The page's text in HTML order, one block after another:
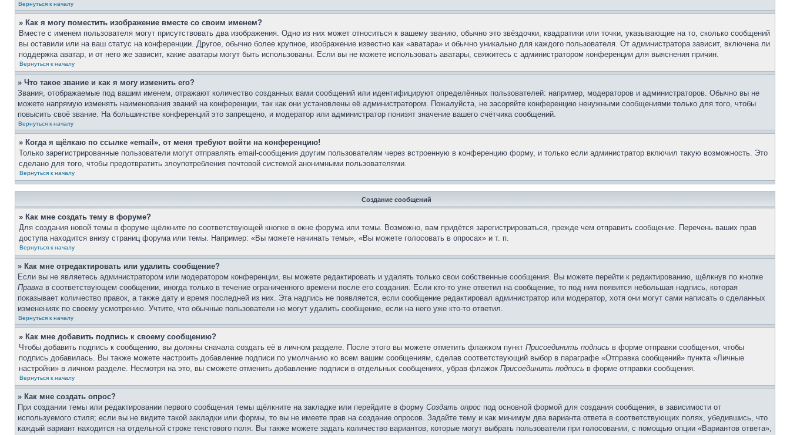
Вернуться к началу
» Как я могу поместить изображение вместе со своим именем?
Вместе с именем пользователя могут присутствовать два изображения. Одно из них может относиться к вашему званию, обычно это звёздочки, квадратики или точки, указывающие на то, сколько сообщений
вы оставили или на ваш статус на конференции. Другое, обычно более крупное, изображение известно как «аватара» и обычно уникально для каждого пользователя. От администратора зависит, включена ли
поддержка аватар, и от него же зависит, какие аватары могут быть использованы. Если вы не можете использовать аватары, свяжитесь с администратором конференции для выяснения причин.
Вернуться к началу
» Что такое звание и как я могу изменить его?
Звания, отображаемые под вашим именем, отражают количество созданных вами сообщений или идентифицируют определённых пользователей: например, модераторов и администраторов. Обычно вы не
можете напрямую изменять наименования званий на конференции, так как они установлены её администратором. Пожалуйста, не засоряйте конференцию ненужными сообщениями только для того, чтобы
повысить своё звание. На большинстве конференций это запрещено, и модератор или администратор понизят значение вашего счётчика сообщений.
Вернуться к началу
» Когда я щёлкаю по ссылке «email», от меня требуют войти на конференцию!
Только зарегистрированные пользователи могут отправлять email-сообщения другим пользователям через встроенную в конференцию форму, и только если администратор включил такую возможность. Это
сделано для того, чтобы предотвратить злоупотребления почтовой системой анонимными пользователями.
Вернуться к началу
Создание сообщений
» Как мне создать тему в форуме?
Для создания новой темы в форуме щёлкните по соответствующей кнопке в окне форума или темы. Возможно, вам придётся зарегистрироваться, прежде чем отправить сообщение. Перечень ваших прав
доступа находится внизу страниц форума или темы. Например: «Вы можете начинать темы», «Вы можете голосовать в опросах» и т. п.
Вернуться к началу
» Как мне отредактировать или удалить сообщение?
Если вы не являетесь администратором или модератором конференции, вы можете редактировать и удалять только свои собственные сообщения. Вы можете перейти к редактированию, щёлкнув по кнопке
Правка в соответствующем сообщении, иногда только в течение ограниченного времени после его создания. Если кто-то уже ответил на сообщение, то под ним появится небольшая надпись, которая
показывает количество правок, а также дату и время последней из них. Эта надпись не появляется, если сообщение редактировал администратор или модератор, хотя они могут сами написать о сделанных
изменениях по своему усмотрению. Учтите, что обычные пользователи не могут удалить сообщение, если на него уже кто-то ответил.
Вернуться к началу
» Как мне добавить подпись к своему сообщению?
Чтобы добавить подпись к сообщению, вы должны сначала создать её в личном разделе. После этого вы можете отметить флажком пункт Присоединить подпись в форме отправки сообщения, чтобы
подпись добавилась. Вы также можете настроить добавление подписи по умолчанию ко всем вашим сообщениям, сделав соответствующий выбор в параграфе «Отправка сообщений» пункта «Личные
настройки» в личном разделе. Несмотря на это, вы сможете отменить добавление подписи в отдельных сообщениях, убрав флажок Присоединить подпись в форме отправки сообщения.
Вернуться к началу
» Как мне создать опрос?
При создании темы или редактировании первого сообщения темы щёлкните на закладке или перейдите в форму Создать опрос под основной формой для создания сообщения, в зависимости от
используемого стиля; если вы не видите такой закладки или формы, то вы не имеете прав на создание опросов. Задайте тему и как минимум два варианта ответа в соответствующих полях, убедившись, что
каждый вариант находится на отдельной строке текстового поля. Вы также можете задать количество вариантов, которые могут выбрать пользователи при голосовании, с помощью опции «Вариантов ответа»,